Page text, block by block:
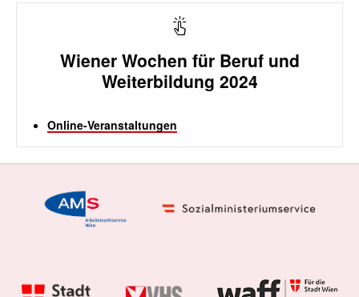
Wiener Wochen für Beruf und
Weiterbildung 2024
Online-Veranstaltungen